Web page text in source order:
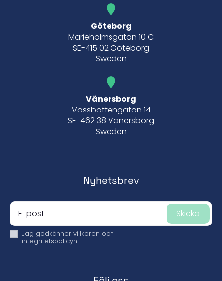
Göteborg
Marieholmsgatan 10 C
SE-415 02 Göteborg
Sweden
Vänersborg
Vassbottengatan 14
SE-462 38 Vänersborg
Sweden
Nyhetsbrev
Skicka
Jag godkänner villkoren och
integritetspolicyn